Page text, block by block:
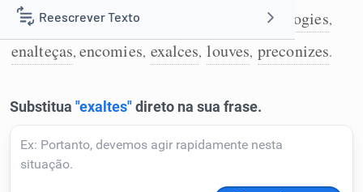
Reescrever Texto
Resumir Texto
Corrigir Texto
Detector de IA
1 aclames,afames decantes, elogies,
enalteças, encomies, exalces, louves, preconizes.